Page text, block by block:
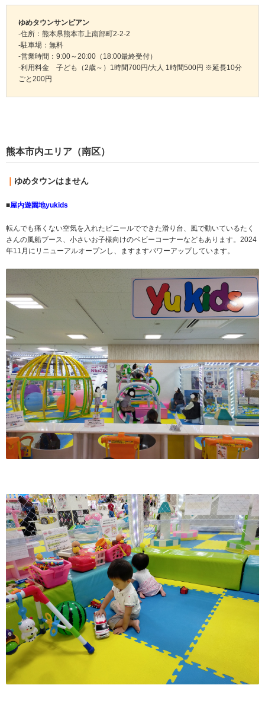
ゆめタウンサンピアン
-住所：熊本県熊本市上南部町2-2-2
-駐車場：無料
-営業時間：9:00～20:00（18:00最終受付）
-利用料金 子ども（2歳～）1時間700円/大人 1時間500円 ※延長10分
ごと200円
熊本市内エリア（南区）
ゆめタウンはません
■屋内遊園地yukids
転んでも痛くない空気を入れたビニールでできた滑り台、風で動いているたく
さんの風船ブース、小さいお子様向けのベビーコーナーなどもあります。2024
年11月にリニューアルオープンし、ますますパワーアップしています。